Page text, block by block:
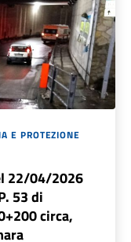
E PROTEZIONE
22/04/2026
53 di
circa,